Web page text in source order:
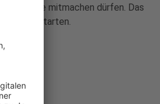
Vereine mitmachen dürfen. Das
neu starten.